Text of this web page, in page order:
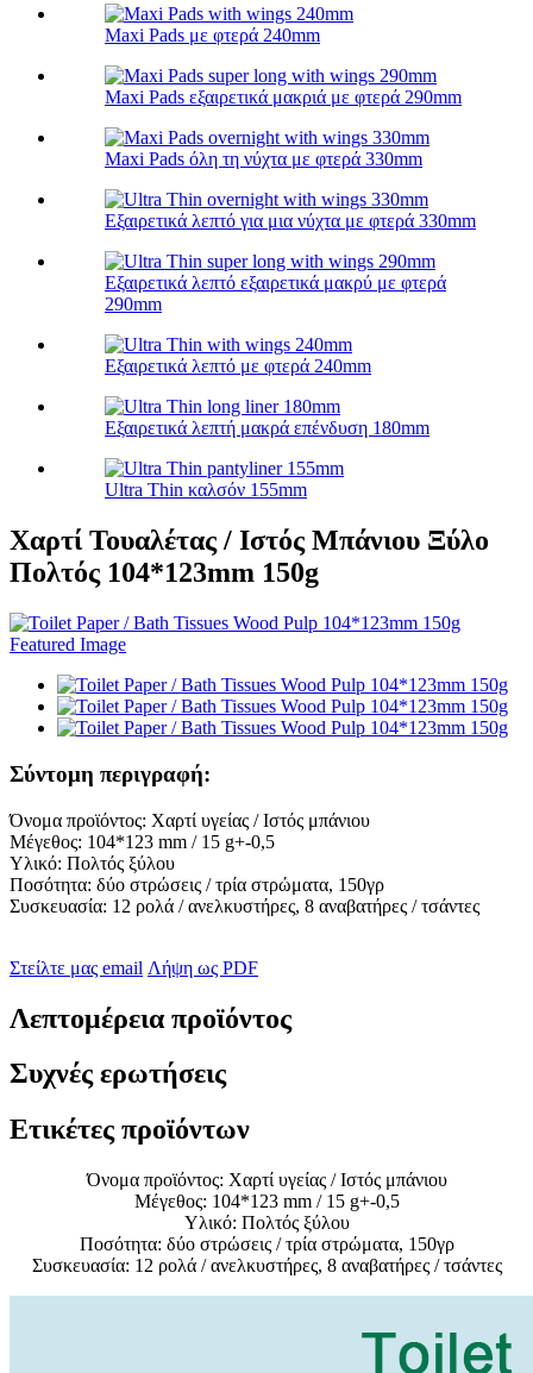
Maxi Pads με φτερά 240mm
Maxi Pads εξαιρετικά μακριά με φτερά 290mm
Maxi Pads όλη τη νύχτα με φτερά 330mm
Εξαιρετικά λεπτό για μια νύχτα με φτερά 330mm
Εξαιρετικά λεπτό εξαιρετικά μακρύ με φτερά
290mm
Εξαιρετικά λεπτό με φτερά 240mm
Εξαιρετικά λεπτή μακρά επένδυση 180mm
Ultra Thin καλσόν 155mm
Χαρτί Τουαλέτας / Ιστός Μπάνιου Ξύλο
Πολτός 104*123mm 150g
Σύντομη περιγραφή:
Όνομα προϊόντος: Χαρτί υγείας / Ιστός μπάνιου
Μέγεθος: 104*123 mm / 15 g+-0,5
Υλικό: Πολτός ξύλου
Ποσότητα: δύο στρώσεις / τρία στρώματα, 150γρ
Συσκευασία: 12 ρολά / ανελκυστήρες, 8 αναβατήρες / τσάντες
Στείλτε μας email Λήψη ως PDF
Λεπτομέρεια προϊόντος
Συχνές ερωτήσεις
Ετικέτες προϊόντων
Όνομα προϊόντος: Χαρτί υγείας / Ιστός μπάνιου
Μέγεθος: 104*123 mm / 15 g+-0,5
Υλικό: Πολτός ξύλου
Ποσότητα: δύο στρώσεις / τρία στρώματα, 150γρ
Συσκευασία: 12 ρολά / ανελκυστήρες, 8 αναβατήρες / τσάντες